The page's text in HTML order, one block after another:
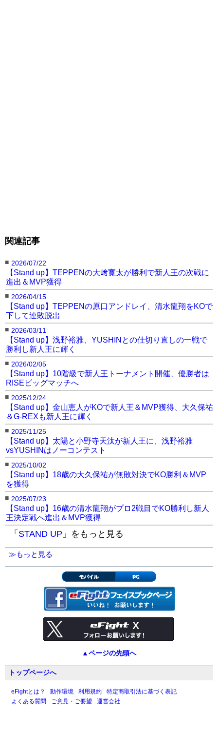
関連記事
■ 2026/07/22
【Stand up】TEPPENの大﨑寛太が勝利で新人王の次戦に
進出＆MVP獲得
■ 2026/04/15
【Stand up】TEPPENの原口アンドレイ、清水龍翔をKOで
下して連敗脱出
■ 2026/03/11
【Stand up】浅野裕雅、YUSHINとの仕切り直しの一戦で
勝利し新人王に輝く
■ 2026/02/05
【Stand up】10階級で新人王トーナメント開催、優勝者は
RISEビッグマッチへ
■ 2025/12/24
【Stand up】金山恵人がKOで新人王＆MVP獲得、大久保祐
＆G-REXも新人王に輝く
■ 2025/11/25
【Stand up】太陽と小野寺天汰が新人王に、浅野裕雅
vsYUSHINはノーコンテスト
■ 2025/10/02
【Stand up】18歳の大久保祐が無敗対決でKO勝利＆MVP
を獲得
■ 2025/07/23
【Stand up】16歳の清水龍翔がプロ2戦目でKO勝利し新人
王決定戦へ進出＆MVP獲得
「 STAND UP 」をもっと見る
≫もっと見る
モバイル PC
▲ページの先頭へ
トップページへ
eFightとは？ 動作環境 利用規約
特定商取引法に基づく表記
よくある質問
ご意見・ご要望 運営会社